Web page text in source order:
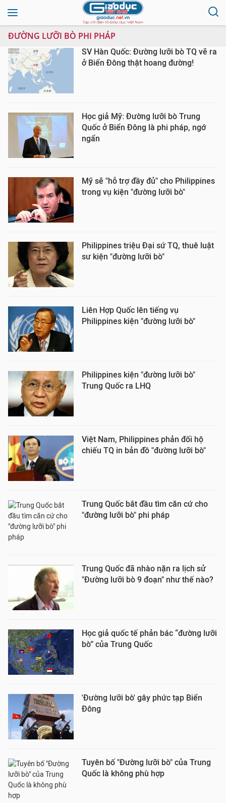
ĐƯỜNG LƯỠI BÒ PHI PHÁP
SV Hàn Quốc: Đường lưỡi bò TQ vẽ ra
ở Biển Đông thật hoang đường!
Học giả Mỹ: Đường lưỡi bò Trung
Quốc ở Biển Đông là phi pháp, ngớ
ngẩn
Mỹ sẽ "hỗ trợ đầy đủ" cho Philippines
trong vụ kiện "đường lưỡi bò"
Philippines triệu Đại sứ TQ, thuê luật
sư kiện "đường lưỡi bò"
Liên Hợp Quốc lên tiếng vụ
Philippines kiện "đường lưỡi bò"
Philippines kiện "đường lưỡi bò"
Trung Quốc ra LHQ
Việt Nam, Philippines phản đối hộ
chiếu TQ in bản đồ "đường lưỡi bò"
Trung Quốc bắt đầu tìm căn cứ cho
"đường lưỡi bò" phi pháp
Trung Quốc đã nhào nặn ra lịch sử
"Đường lưỡi bò 9 đoạn" như thế nào?
Học giả quốc tế phản bác “đường lưỡi
bò” của Trung Quốc
'Đường lưỡi bò' gây phức tạp Biển
Đông
Tuyên bố "Đường lưỡi bò" của Trung
Quốc là không phù hợp